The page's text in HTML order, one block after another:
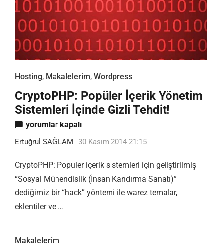
Hosting, Makalelerim, Wordpress
CryptoPHP: Popüler İçerik Yönetim
Sistemleri İçinde Gizli Tehdit!
CryptoPHP: Popüler İçerik Yönetim Sistemleri İçinde
yorumlar kapalı
Ertuğrul SAĞLAM 30 Kasım 2014 21:15
CryptoPHP: Populer içerik sistemleri için geliştirilmiş
“Sosyal Mühendislik (İnsan Kandırma Sanatı)”
dediğimiz bir “hack” yöntemi ile warez temalar,
eklentiler ve …
Makalelerim